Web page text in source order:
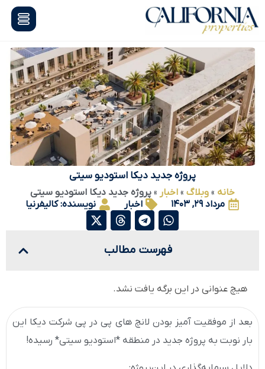
پروژه جدید دیکا استودیو سیتی
خانه » وبلاگ» اخبار » پروژه جدید دیکا استودیو سیتی
مرداد ۲۹, ۱۴۰۳
اخبار نویسنده:کالیفرنیا
فهرست مطالب
هیچ عنوانی در این برگه یافت نشد.
بعد از موفقیت آمیز بودن لانچ های پی در پی شرکت دیکا این
بار نوبت به پروژه جدید در منطقه *استودیو سیتی* رسیده!